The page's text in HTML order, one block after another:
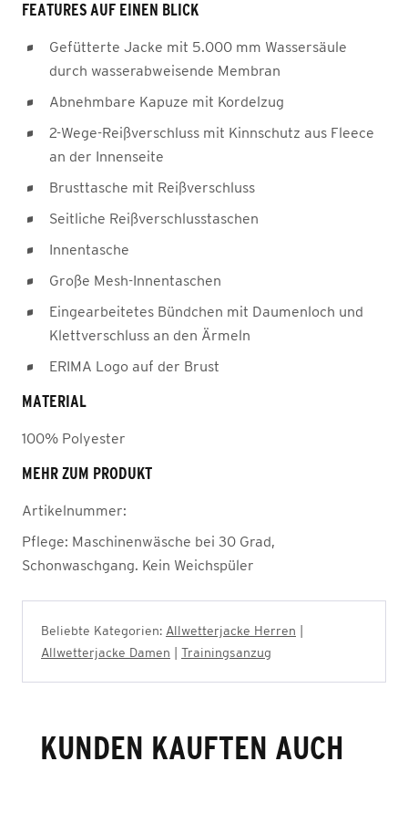
FEATURES AUF EINEN BLICK
Gefütterte Jacke mit 5.000 mm Wassersäule
durch wasserabweisende Membran
Abnehmbare Kapuze mit Kordelzug
2-Wege-Reißverschluss mit Kinnschutz aus Fleece
an der Innenseite
Brusttasche mit Reißverschluss
Seitliche Reißverschlusstaschen
Innentasche
Große Mesh-Innentaschen
Eingearbeitetes Bündchen mit Daumenloch und
Klettverschluss an den Ärmeln
ERIMA Logo auf der Brust
MATERIAL
100% Polyester
MEHR ZUM PRODUKT
Artikelnummer:
Pflege: Maschinenwäsche bei 30 Grad,
Schonwaschgang. Kein Weichspüler
Beliebte Kategorien: Allwetterjacke Herren
Allwetterjacke Damen
Trainingsanzug
KUNDEN KAUFTEN AUCH